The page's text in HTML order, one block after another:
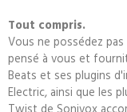
Tout compris.
Vous ne possédez
pensé à vous et
Beats et ses plugins
Electric, ainsi que les
Twist de Sonivox